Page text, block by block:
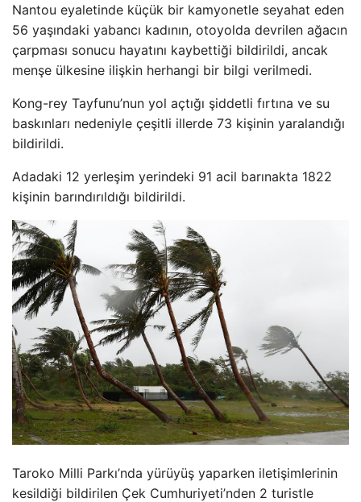
Nantou eyaletinde küçük bir kamyonetle seyahat eden
56 yaşındaki yabancı kadının, otoyolda devrilen ağacın
çarpması sonucu hayatını kaybettiği bildirildi, ancak
menşe ülkesine ilişkin herhangi bir bilgi verilmedi.
Kong-rey Tayfunu’nun yol açtığı şiddetli fırtına ve su
baskınları nedeniyle çeşitli illerde 73 kişinin yaralandığı
bildirildi.
Adadaki 12 yerleşim yerindeki 91 acil barınakta 1822
kişinin barındırıldığı bildirildi.
Taroko Milli Parkı’nda yürüyüş yaparken iletişimlerinin
kesildiği bildirilen Çek Cumhuriyeti’nden 2 turistle